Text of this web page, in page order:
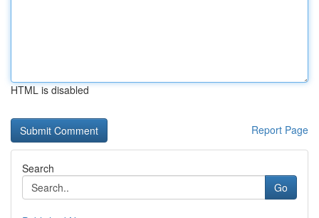
HTML is disabled
Report Page
Search
Go